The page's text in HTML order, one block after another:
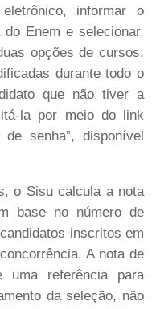
informar o
Enem e selecionar,
opções de cursos.
durante todo o
que não tiver a
la por meio do link
senha”, disponível
o Sisu calcula a nota
base no número de
inscritos em
A nota de
uma referência para
da seleção, não